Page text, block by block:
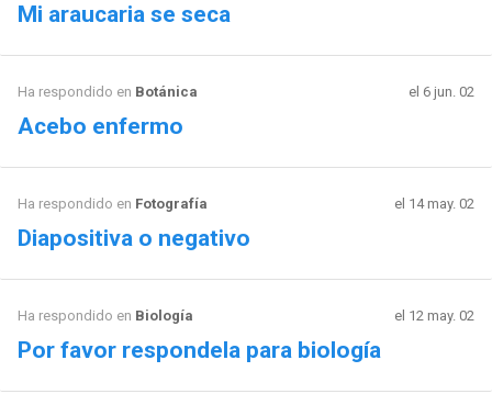
Mi araucaria se seca
Ha respondido en Botánica el 6 jun. 02
Acebo enfermo
Ha respondido en Fotografía el 14 may. 02
Diapositiva o negativo
Ha respondido en Biología el 12 may. 02
Por favor respondela para biología